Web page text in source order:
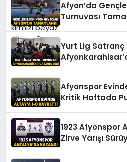
Afyon’da
Turnuvası
Yurt Lig Satranç
Afyonspor
Kritik Haftada
1923 Afyonspor
Zirve Yarışı